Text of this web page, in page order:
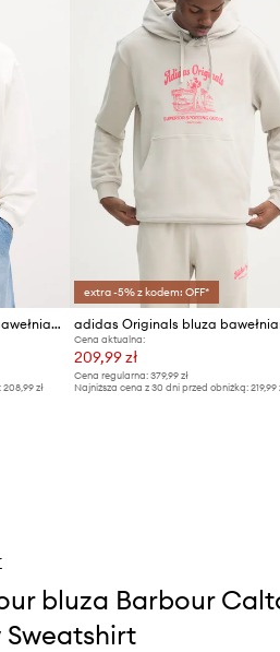
Guess Jeans bluza męska bawełniana
208,99 zł
extra -5% z kodem: OFF*
Cena aktualna:
209,99 zł
Cena regularna:379,99 zł
Najniższa cena z 30 dni przed obniżką:219,99
bluza Barbour
Sweatshirt